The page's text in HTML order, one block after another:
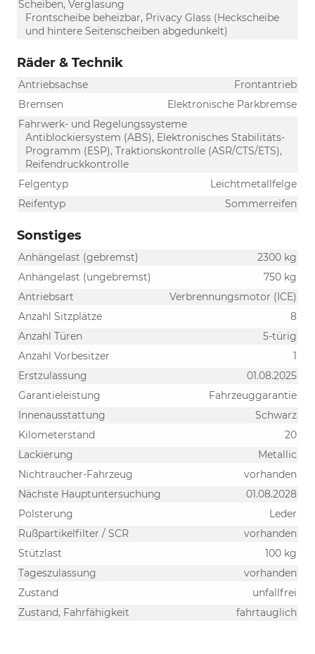
Scheiben, Verglasung
Frontscheibe beheizbar, Privacy Glass (Heckscheibe
und hintere Seitenscheiben abgedunkelt)
Räder & Technik
Antriebsachse
Frontantrieb
Bremsen
Elektronische Parkbremse
Fahrwerk- und Regelungssysteme
Antiblockiersystem (ABS), Elektronisches Stabilitäts-
Programm (ESP), Traktionskontrolle (ASR/CTS/ETS),
Reifendruckkontrolle
Felgentyp
Leichtmetallfelge
Reifentyp
Sommerreifen
Sonstiges
Anhängelast (gebremst)
2300 kg
Anhängelast (ungebremst)
750 kg
Antriebsart
Verbrennungsmotor (ICE)
Anzahl Sitzplätze
8
Anzahl Türen
5-türig
Anzahl Vorbesitzer
1
Erstzulassung
01.08.2025
Garantieleistung
Fahrzeuggarantie
Innenausstattung
Schwarz
Kilometerstand
20
Lackierung
Metallic
Nichtraucher-Fahrzeug
vorhanden
Nächste Hauptuntersuchung
01.08.2028
Polsterung
Leder
Rußpartikelfilter / SCR
vorhanden
Stützlast
100 kg
Tageszulassung
vorhanden
Zustand
unfallfrei
Zustand, Fahrfähigkeit
fahrtauglich